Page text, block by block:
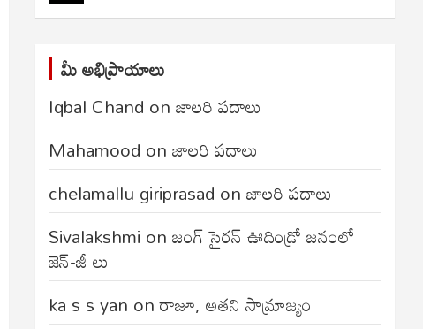
మీ అభిప్రాయాలు
Iqbal Chand onజాలరి పదాలు
Mahamood onజాలరి పదాలు
chelamallu giriprasad onజాలరి పదాలు
Sivalakshmi onజంగ్‌ సైరన్‌ ఊదిండ్రో జనంలో
జెన్-జీ లు
ka s s yan onరాజూ, అతని సామ్రాజ్యం